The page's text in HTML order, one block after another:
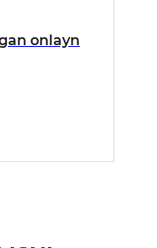
onlayn